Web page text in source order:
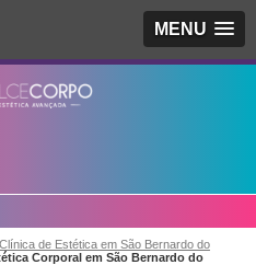
MENU
Clínica de Estética em São Bernardo do
Corporal em São Bernardo do